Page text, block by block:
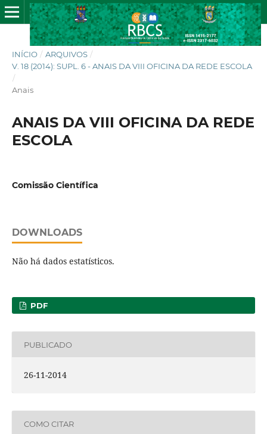
INÍCIO / ARQUIVOS /
V. 18 (2014): SUPL. 6 - ANAIS DA VIII OFICINA DA REDE ESCOLA
/
Anais
ANAIS DA VIII OFICINA DA REDE
ESCOLA
Comissão Científica
DOWNLOADS
Não há dados estatísticos.
PDF
PUBLICADO
26-11-2014
COMO CITAR